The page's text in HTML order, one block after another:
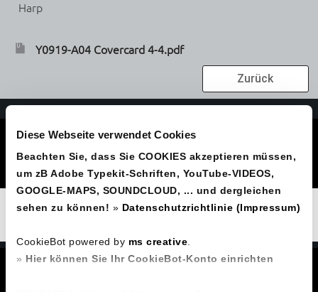
Diese Webseite verwendet Cookies
Beachten Sie, dass Sie COOKIES akzeptieren müssen,
um zB Adobe Typekit-Schriften, YouTube-VIDEOS,
GOOGLE-MAPS, SOUNDCLOUD, ... und dergleichen
sehen zu können! » Datenschutzrichtlinie (Impressum)
CookieBot powered by ms creative.
» Hier können Sie Ihr CookieBot-Konto einrichten
Harp
Y0919-A04 Covercard 4-4.pdf
Zurück
Joe Prommer
Hubertusstraße 15, A-4201 Gramastetten
Tel.Nr. +43 664 93 44 330
Original Elvis-Show - Joe, einer der besten Elvis-
Imitatoren Österreichs - unplugged: Rock`n Roll,